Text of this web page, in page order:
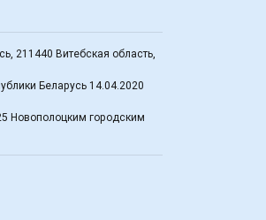
211440 Витебская область,
Беларусь 14.04.2020
Новополоцким городским